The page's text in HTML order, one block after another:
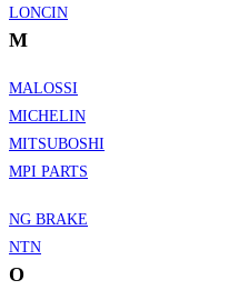
LONCIN
M
MALOSSI
MICHELIN
MITSUBOSHI
MPI PARTS
NG BRAKE
NTN
O